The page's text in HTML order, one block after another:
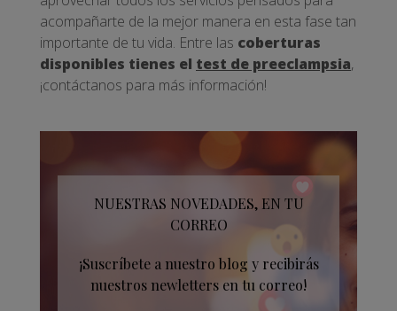
acompañarte de la mejor manera en esta fase tan
importante de tu vida. Entre las coberturas
disponibles tienes el test de preeclampsia,
¡contáctanos para más información!
NUESTRAS NOVEDADES, EN TU
CORREO
¡Suscríbete a nuestro blog y recibirás
nuestros newletters en tu correo!